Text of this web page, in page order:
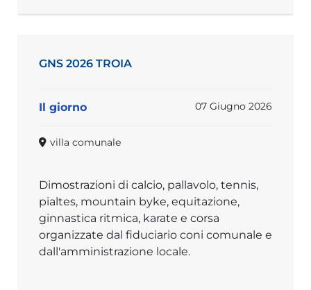
GNS 2026 TROIA
Il giorno 07 Giugno 2026
villa comunale
Dimostrazioni di calcio, pallavolo, tennis,
pialtes, mountain byke, equitazione,
ginnastica ritmica, karate e corsa
organizzate dal fiduciario coni comunale e
dall'amministrazione locale.